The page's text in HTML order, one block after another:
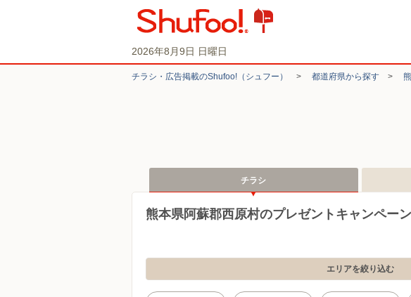
2026年8月9日 日曜日
チラシ・​広告掲載の​Shufoo!​（シュフー） > 都道府県から探す >
チラシ
熊本県阿蘇郡西原村のプレゼントキャンペー
エリアを絞り込む